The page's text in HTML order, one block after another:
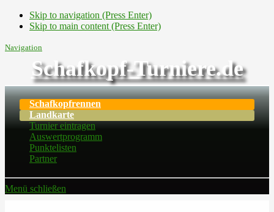
Skip to navigation (Press Enter)
Skip to main content (Press Enter)
Navigation
Schafkopf-Turniere.de
Schafkopfrennen
Landkarte
Turnier eintragen
Auswertprogramm
Punktelisten
Partner
Menü schließen